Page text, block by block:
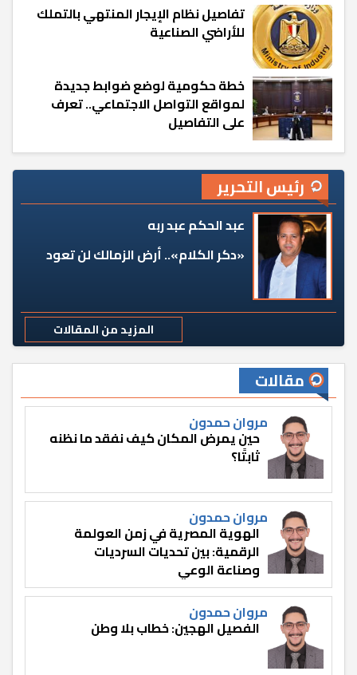
تفاصيل نظام الإيجار المنتهي بالتملك
للأراضي الصناعية
خطة حكومية لوضع ضوابط جديدة
لمواقع التواصل الاجتماعي.. تعرف
على التفاصيل
رئيس التحرير
عبد الحكم عبد ربه
«دكر الكلام».. أرض الزمالك لن تعود
المزيد من المقالات
مقالات
مروان حمدون
حين يمرض المكان كيف نفقد ما نظنه
ثابتًا؟
مروان حمدون
الهوية المصرية في زمن العولمة
الرقمية: بين تحديات السرديات
وصناعة الوعي
مروان حمدون
الفصيل الهجين: خطاب بلا وطن